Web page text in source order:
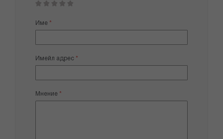
star
stars
stars
stars
stars
Име
Имейл адрес
Мнение